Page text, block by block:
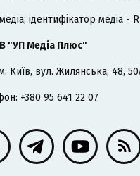
ідентифікатор медіа -
"УП Медіа Плюс"
Київ, вул. Жилянська, 48,
+380 95 641 22 07